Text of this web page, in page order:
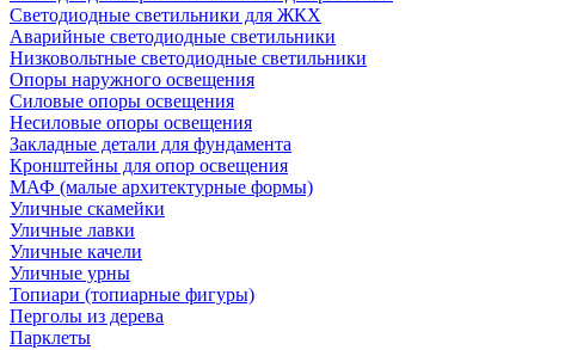
Светодиодные светильники для ЖКХ
Аварийные светодиодные светильники
Низковольтные светодиодные светильники
Опоры наружного освещения
Силовые опоры освещения
Несиловые опоры освещения
Закладные детали для фундамента
Кронштейны для опор освещения
МАФ (малые архитектурные формы)
Уличные скамейки
Уличные лавки
Уличные качели
Уличные урны
Топиари (топиарные фигуры)
Перголы из дерева
Парклеты